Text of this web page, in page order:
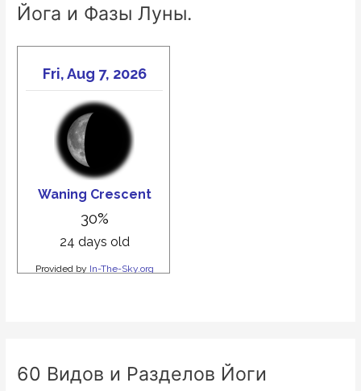
Йога и Фазы Луны.
60 Видов и Разделов Йоги